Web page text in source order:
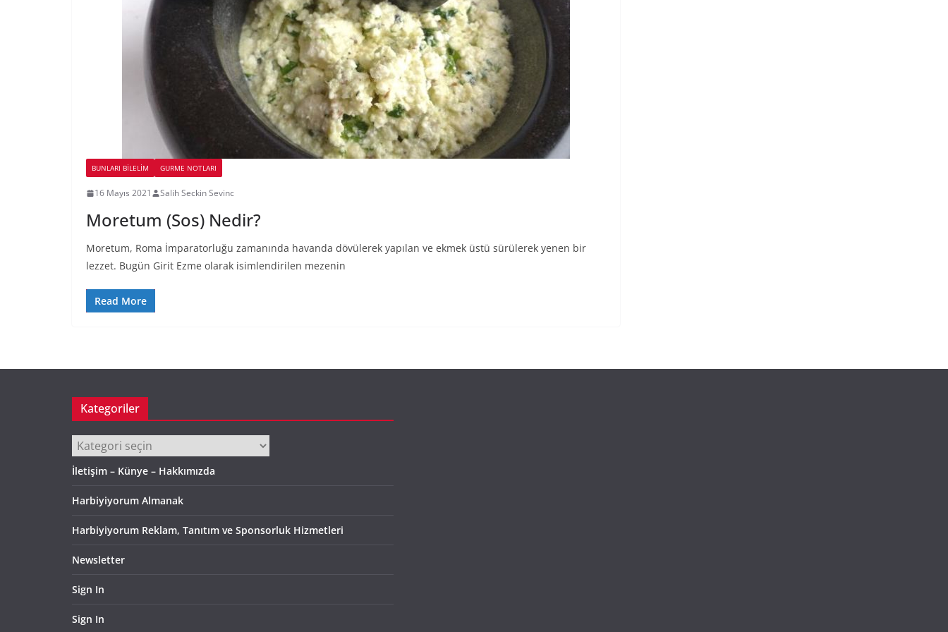
BUNLARI BILELIM GURME NOTLARI
16 Mayıs 2021 Salih Seckin Sevinc
Moretum (Sos) Nedir?
Moretum, Roma İmparatorluğu zamanında havanda dövülerek yapılan ve ekmek üstü sürülerek yenen bir
lezzet. Bugün Girit Ezme olarak isimlendirilen mezenin
Read More
Kategoriler
Kategoriler
İletişim – Künye – Hakkımızda
Harbiyiyorum Almanak
Harbiyiyorum Reklam, Tanıtım ve Sponsorluk Hizmetleri
Newsletter
Sign In
Sign In